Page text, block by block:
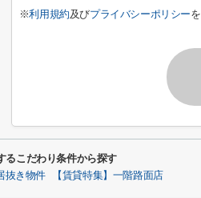
※利用規約及びプライバシーポリシー
こだわり条件から探す
抜き物件 【賃貸特集】一階路面店